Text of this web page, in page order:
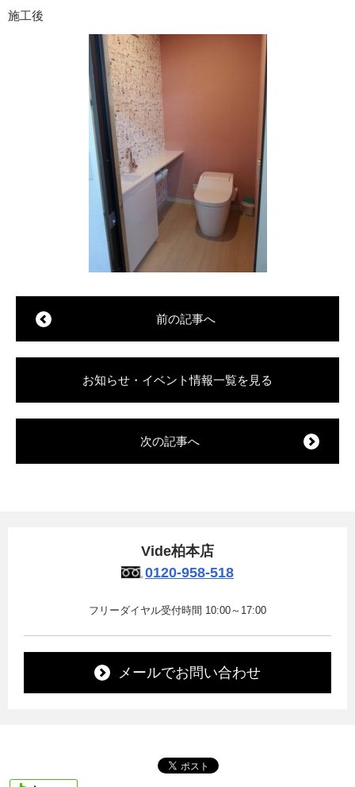
施工後
前の記事へ
お知らせ・イベント情報一覧を見る
次の記事へ
Vide柏本店
0120-958-518
フリーダイヤル受付時間 10:00～17:00
メールでお問い合わせ